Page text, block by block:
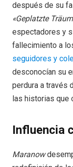
después de su
«Geplatzte
espectadores y
fallecimiento a
seguidores y
desconocían su
perdura a través
las historias que
Influencia
Maranow